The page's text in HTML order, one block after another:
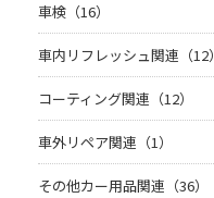
車検（16）
車内リフレッシュ関連（12）
コーティング関連（12）
車外リペア関連（1）
その他カー用品関連（36）